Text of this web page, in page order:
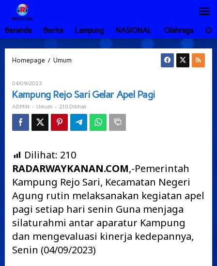
Lewati
konten
Beranda
Berita Lampung NASIONAL Olahraga
Homepage / Umum
Apel
Pagi
04/09/2023
ADMIN
Kampung Rejo Sari Gelar Apel Pagi
ADMIN - Umum - 210 Dilihat
Dilihat: 210
RADARWAYKANAN.COM,-Pemerintah
Kampung Rejo Sari, Kecamatan Negeri
Agung rutin melaksanakan kegiatan apel
pagi setiap hari senin Guna menjaga
silaturahmi antar aparatur Kampung
dan mengevaluasi kinerja kedepannya,
Senin (04/09/2023)